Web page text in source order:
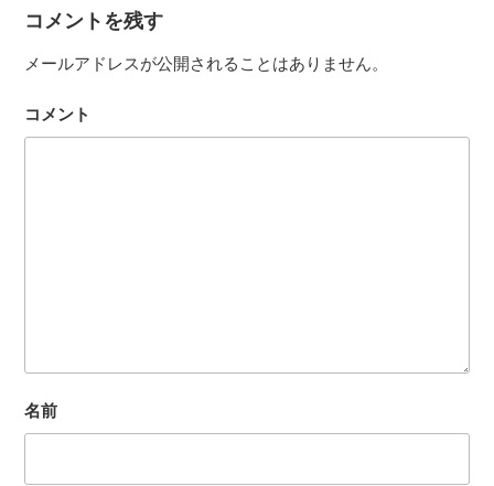
コメントを残す
メールアドレスが公開されることはありません。
コメント
名前